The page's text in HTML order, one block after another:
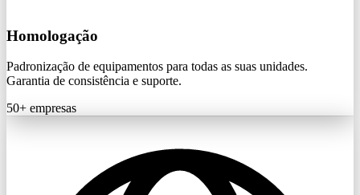
Homologação
Padronização de equipamentos para todas as suas unidades.
Garantia de consistência e suporte.
50+ empresas